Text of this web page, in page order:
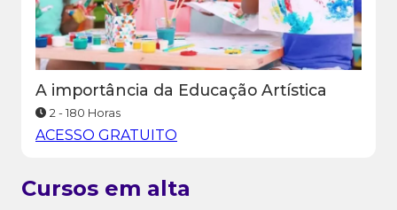
A importância da Educação Artística
2 - 180 Horas
ACESSO GRATUITO
Cursos em alta